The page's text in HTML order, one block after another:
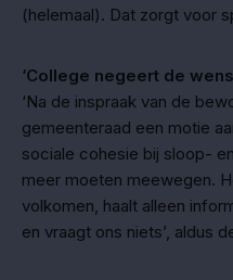
(helemaal). Dat zorgt voor
‘College negeert de
‘Na de inspraak van de
gemeenteraad een motie
sociale cohesie bij sloop-
meer moeten meewegen.
volkomen, haalt alleen
en vraagt ons niets’, aldus